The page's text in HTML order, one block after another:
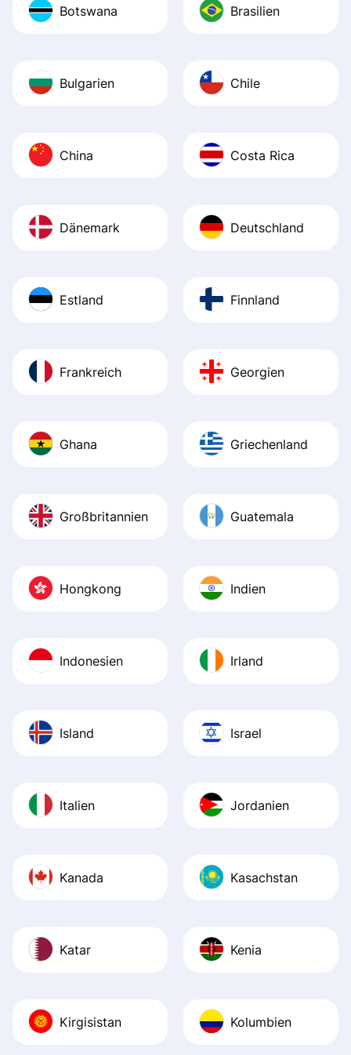
Botswana Brasilien
Bulgarien Chile
China Costa Rica
Dänemark Deutschland
Estland Finnland
Frankreich Georgien
Ghana Griechenland
Großbritannien Guatemala
Hongkong Indien
Indonesien Irland
Island Israel
Italien Jordanien
Kanada Kasachstan
Katar Kenia
Kirgisistan Kolumbien